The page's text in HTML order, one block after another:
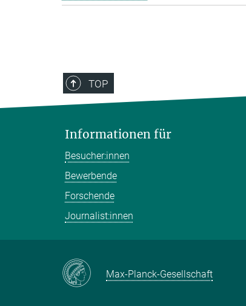
TOP
Informationen für
Besucher:innen
Bewerbende
Forschende
Journalist:innen
Max-Planck-Gesellschaft